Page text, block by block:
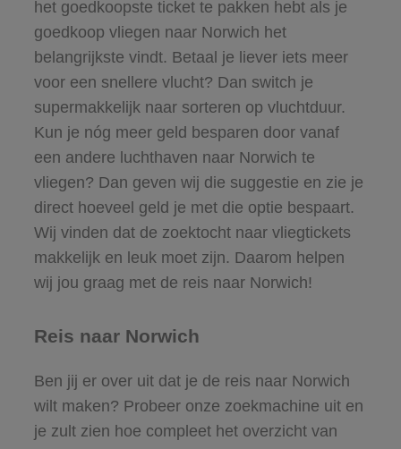
het goedkoopste ticket te pakken hebt als je
goedkoop vliegen naar Norwich het
belangrijkste vindt. Betaal je liever iets meer
voor een snellere vlucht? Dan switch je
supermakkelijk naar sorteren op vluchtduur.
Kun je nóg meer geld besparen door vanaf
een andere luchthaven naar Norwich te
vliegen? Dan geven wij die suggestie en zie je
direct hoeveel geld je met die optie bespaart.
Wij vinden dat de zoektocht naar vliegtickets
makkelijk en leuk moet zijn. Daarom helpen
wij jou graag met de reis naar Norwich!
Reis naar Norwich
Ben jij er over uit dat je de reis naar Norwich
wilt maken? Probeer onze zoekmachine uit en
je zult zien hoe compleet het overzicht van